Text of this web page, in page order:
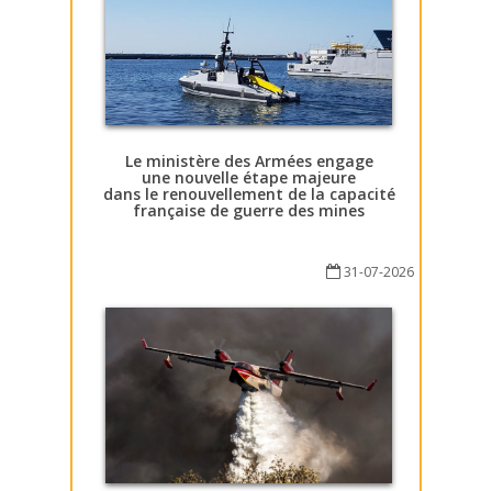
Le ministère des Armées engage
une nouvelle étape majeure
dans le renouvellement de la capacité
française de guerre des mines
31-07-2026